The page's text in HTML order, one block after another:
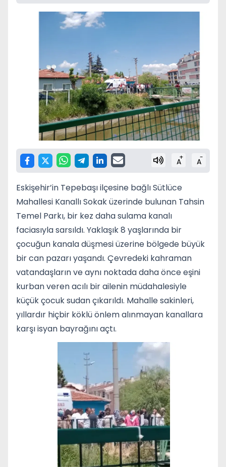
A+ A-
Eskişehir’in Tepebaşı ilçesine bağlı Sütlüce
Mahallesi Kanallı Sokak üzerinde bulunan Tahsin
Temel Parkı, bir kez daha sulama kanalı
faciasıyla sarsıldı. Yaklaşık 8 yaşlarında bir
çocuğun kanala düşmesi üzerine bölgede büyük
bir can pazarı yaşandı. Çevredeki kahraman
vatandaşların ve aynı noktada daha önce eşini
kurban veren acılı bir ailenin müdahalesiyle
küçük çocuk sudan çıkarıldı. Mahalle sakinleri,
yıllardır hiçbir köklü önlem alınmayan kanallara
karşı isyan bayrağını açtı.